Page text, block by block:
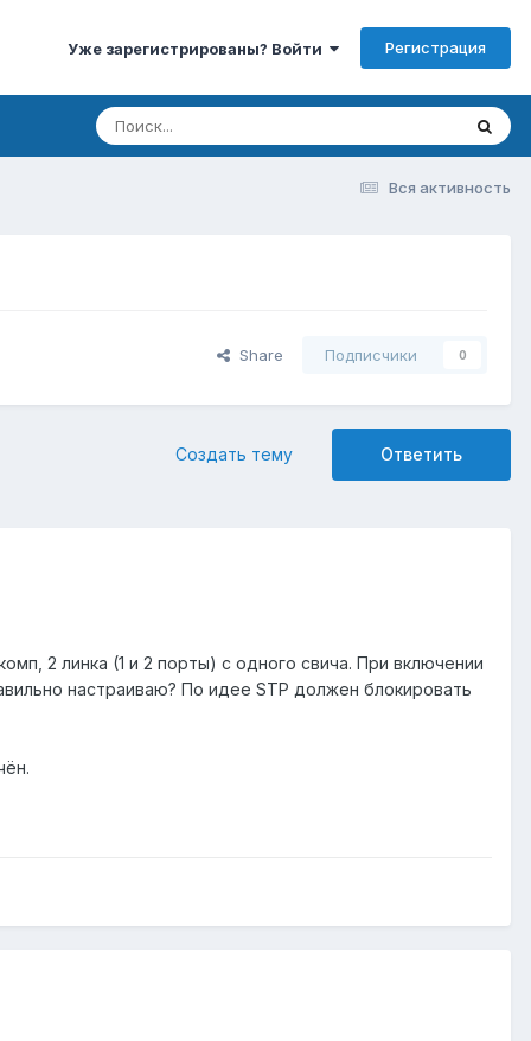
Уже зарегистрированы? Войти Регистрация
Вся активность
Share Подписчики 0
Ответить
Создать тему
2 линка (1 и 2 порты) с одного свича. При включении
настраиваю? По идее STP должен блокировать